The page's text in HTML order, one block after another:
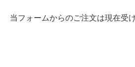
当フォームからのご注文は現在受